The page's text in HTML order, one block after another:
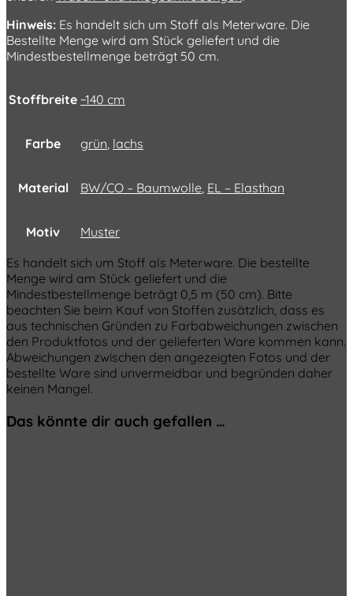
Hinweis: Es handelt sich um Stoff als Meterware. Die
Bestellte Menge wird am Stück geliefert und die
Mindestbestellmenge beträgt 50 cm.
Stoffbreite ~140 cm
Farbe grün lachs
Material BW/CO – Baumwolle EL – Elasthan
Motiv
Muster
Es handelt sich um Stoff als Meterware. Die bestellte
Menge wird am Stück geliefert und die
Mindestbestellmenge beträgt 0,5 m (50 cm). Bitte
beachten Sie beim Kauf von Stoffen zusätzlich, dass es
aus technischen Gründen zu Farbabweichungen zwischen
den Produktfotos und der gelieferten Ware kommen kann.
Abweichungen zwischen den angezeigten Fotos und der
bestellte Ware sind unvermeidbar und begründen daher
keinen Mangel.
Das könnte dir auch gefallen …